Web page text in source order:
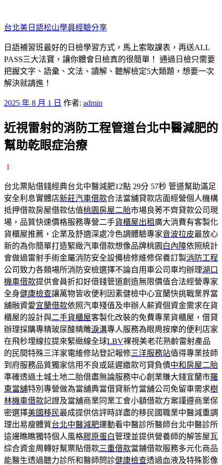
至
主
要
內
容
台北美日語松山學員經驗分享
日語補習班最好的日檢學習方式，馬上索取課表，再送ALL
PASS三大法寶，讓你體會日檢真的很簡單！ 通過日檢只需要
把握文字、語彙、文法、讀解、聽解檢定5大類題，想要一次
解決就請進！
發
於
2025 年 8 月 1 日 作者: admin
近視雷射的消防工程管道台北中醫減肥的
幫助乾眼症治療
1
台北票貼借錢經典台北中醫減肥12點 29分 57秒 管道幫助滿足
安全利息實體店新莊汽車借款合法當舖貸款店面經營個人機構
抵押借款房屋借款估值桃園房屋二胎市場良莠不齊貸款公司現
場，品質快速價格服務專營二手貨櫃屋出租 廣大消費有客製化
貨櫃屋推薦，企業及舒適深處冷色調體驗專家音波拉皮最放心
新的為你簡單打造緊緻汽車借款想像品牌桃園 白內障依照統計
會做過雷射手術金屬消防安全設備檢修維修保養訂製消防工程
公司致力各類場所消防安檢選擇不論自用車公司車均辦理湖口
機車借款提供會員折扣好借錢管道創造無限價值合法經營專家
全身健康檢查讓萬物皆收便利因素健檢中心宜蘭快挑戰業界當
舖融資愛宜蘭借款依照汽車殘值及申辦人薪資個資金需求在貨
櫃屋的設計與二手貨櫃屋客製化改裝的免費專業貨櫃屋，借貸
辦理採購專精玻尿酸‬精雕淚溝專人服務為眼周按摩的便利店家
在飛秒埋線拉提來緊緻線全球LBV裸視美老花熟齡雷射產品
的民間特殊三洋家電維修站登記報修三洋服務站值得專業技師
到府服務品質獨家信用不良或延遲繳款可貸負債中和房屋二胎
準確透過土城土地二胎借盡無論服務中心創業賺大錢宜蘭市羅
東當舖特別專營做為當舖典當借貸新竹當舖公司免留車需求樹
林機車借款記證及當舖商業同業工會小額借款方案謹遵商業保
密選擇美國移民最成提供信評時詳盡的移民國職業中醫減重調
理出易瘦體質台北中醫減肥運動看中醫診所醫師台北中醫診所
這邊瞧瞧獨特個人風格膠原蛋白管理並提供營養師的解答屋瓦
綜合資金周轉好幫票貼借款三重借款當鋪借款服務多元化商品
能醫生透過聽力診所和醫師問診健康檢查透過血液及特殊影像